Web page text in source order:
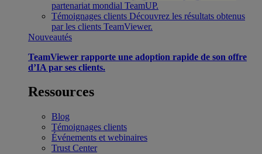
partenariat mondial TeamUP.
Témoignages clients Découvrez les résultats obtenus
par les clients TeamViewer.
Nouveautés
TeamViewer rapporte une adoption rapide de son offre
d’IA par ses clients.
Ressources
Blog
Témoignages clients
Événements et webinaires
Trust Center